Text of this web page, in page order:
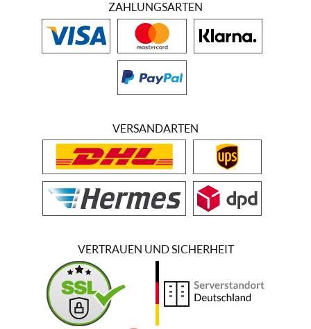
ZAHLUNGSARTEN
VERSANDARTEN
VERTRAUEN UND SICHERHEIT